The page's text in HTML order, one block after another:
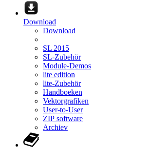
Download
Download
SL 2015
SL-Zubehör
Module-Demos
lite edition
lite-Zubehör
Handboeken
Vektorgrafiken
User-to-User
ZIP software
Archiev